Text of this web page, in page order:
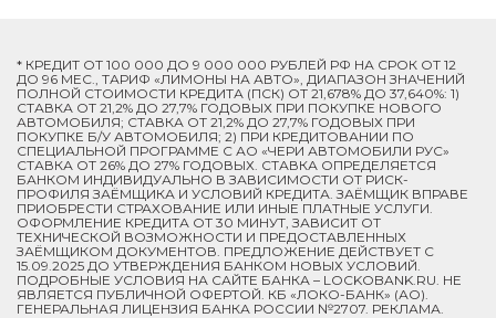
* КРЕДИТ ОТ 100 000 ДО 9 000 000 РУБЛЕЙ РФ НА СРОК ОТ 12
ДО 96 МЕС., ТАРИФ «ЛИМОНЫ НА АВТО», ДИАПАЗОН ЗНАЧЕНИЙ
ПОЛНОЙ СТОИМОСТИ КРЕДИТА (ПСК) ОТ 21,678% ДО 37,640%: 1)
СТАВКА ОТ 21,2% ДО 27,7% ГОДОВЫХ ПРИ ПОКУПКЕ НОВОГО
АВТОМОБИЛЯ; СТАВКА ОТ 21,2% ДО 27,7% ГОДОВЫХ ПРИ
ПОКУПКЕ Б/У АВТОМОБИЛЯ; 2) ПРИ КРЕДИТОВАНИИ ПО
СПЕЦИАЛЬНОЙ ПРОГРАММЕ C АО «ЧЕРИ АВТОМОБИЛИ РУС»
СТАВКА ОТ 26% ДО 27% ГОДОВЫХ. СТАВКА ОПРЕДЕЛЯЕТСЯ
БАНКОМ ИНДИВИДУАЛЬНО В ЗАВИСИМОСТИ ОТ РИСК-
ПРОФИЛЯ ЗАЁМЩИКА И УСЛОВИЙ КРЕДИТА. ЗАЁМЩИК ВПРАВЕ
ПРИОБРЕСТИ СТРАХОВАНИЕ ИЛИ ИНЫЕ ПЛАТНЫЕ УСЛУГИ.
ОФОРМЛЕНИЕ КРЕДИТА ОТ 30 МИНУТ, ЗАВИСИТ ОТ
ТЕХНИЧЕСКОЙ ВОЗМОЖНОСТИ И ПРЕДОСТАВЛЕННЫХ
ЗАЁМЩИКОМ ДОКУМЕНТОВ. ПРЕДЛОЖЕНИЕ ДЕЙСТВУЕТ С
15.09.2025 ДО УТВЕРЖДЕНИЯ БАНКОМ НОВЫХ УСЛОВИЙ.
ПОДРОБНЫЕ УСЛОВИЯ НА САЙТЕ БАНКА – LOCKOBANK.RU. НЕ
ЯВЛЯЕТСЯ ПУБЛИЧНОЙ ОФЕРТОЙ. КБ «ЛОКО-БАНК» (АО).
ГЕНЕРАЛЬНАЯ ЛИЦЕНЗИЯ БАНКА РОССИИ №2707. РЕКЛАМА.